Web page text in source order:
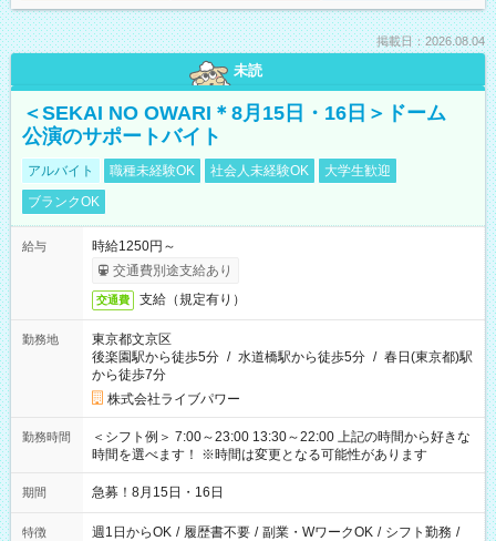
掲載日：2026.08.04
未読
＜SEKAI NO OWARI＊8月15日・16日＞ドーム
公演のサポートバイト
アルバイト 職種未経験OK 社会人未経験OK
大学生歓迎
ブランクOK
給与
時給1250円～
交通費別途支給あり
交通費 支給（規定有り）
勤務地
東京都文京区
後楽園駅から徒歩5分 / 水道橋駅から徒歩5分 / 春日(東京都)駅
から徒歩7分
株式会社ライブパワー
勤務時間
＜シフト例＞ 7:00～23:00 13:30～22:00 上記の時間から好きな
時間を選べます！ ※時間は変更となる可能性があります
期間 急募！8月15日・16日
特徴 週1日からOK / 履歴書不要 / 副業・WワークOK / シフト勤務 /